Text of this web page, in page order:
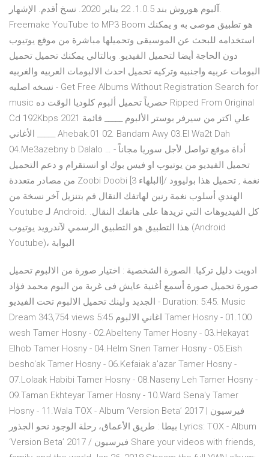
آلبوم هوروش بند 1.0.5. 22 يناير 2020. نسخ أقدم. الإشهار.
Freemake YouTube to MP3 Boom هو تطبيق موصى به و يمكنك
استخدامه للبحث عن الموسيقى وتحميلها مباشرة من موقع يوتيوب
دون الحاجة أيضا لتحميل الفيديو. وبالتالي يمكنك تحميل تحميل
البومات عربيه واجنبيه وتركيه تحميل احدث الالبومات العربيه والغربيه
نسخه اصليه - Get Free Albums Without Registration Search for
music حصرياً تحميل ألبوم كلوديا الوقت ده Ripped From Original
Cd 192Kbps 2021 علي اكتر من سيرفر بوستر الألبوم _____ قائمة
الأغاني _____ Ahebak.01 02. Bandam Awy 03.El Wa2t Dah
04.Me3azebny b Dalalo … أداة موقع تواصل لأجل سوريا مجاناً -
تحميل الفيديو من يوتيوب او فيس بوك او انستقرام و دعم التحميل
من مصادر متعددة Zoobi Doobi [3 البلهاء]نغمة , تحميل هذا بوليوود /
الهندي أسلوب نغمة رنين لهاتفك النقال قم بتنزيل آخر نسخة من
Youtube لـ Android. كل الفيديوهات التي تريدها على هاتفك النقال.
هذا التطبيق هو التطبيق الرسمي لآندرويد يوتيوب (Android
Youtube)، البوابة
ادويت دليل تركيا. الصورة الشخصية : اختيار صورة من الالبوم تحميل
صورة تحميل صورة أسمع أغنية عايش فى غربة من البوم محمد فؤاد
الجديد ولينك تحميل الالبوم تحت الفيديو - Duration: 5:45. Music
Dream 343,754 views 5:45 اغاني الالبوم Tamer Hosny - 01.100
wesh Tamer Hosny - 02.Abelteny Tamer Hosny - 03.Hekayat
Elhob Tamer Hosny - 04.Helm Snen Tamer Hosny - ‎05.Eish
besho'ak Tamer Hosny - 06.Kefaiak a'azar Tamer Hosny -
07.Lolaak Habibi Tamer Hosny - 08.Naseny Leh Tamer Hosny -
09.Taman Ekhteyar Tamer Hosny - 10.Ward Sena'y Tamer
Hosny - 11.Wala TOX - Album ‘Version Beta’ 2017 | فيرسيون
بيطا : طريق الأعماق، رحلة الوجود نحو الجذور Lyrics: TOX - Album
‘Version Beta’ 2017 / فيرسيون Share your videos with friends,